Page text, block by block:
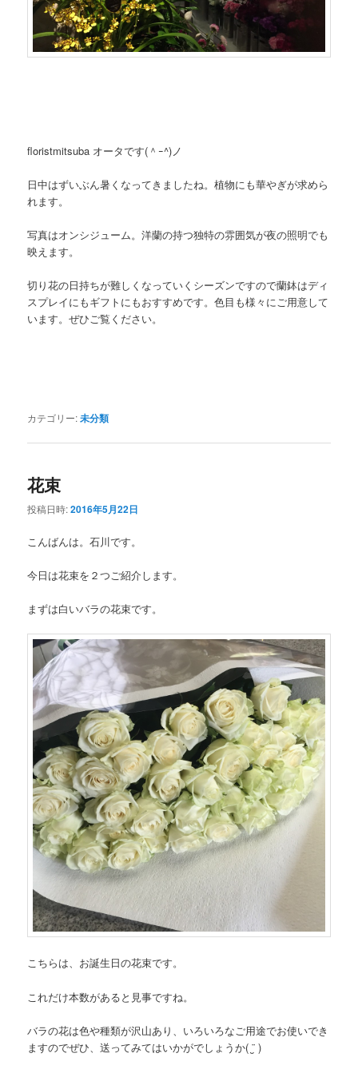
floristmitsuba オータです(＾ｰ^)ノ
日中はずいぶん暑くなってきましたね。植物にも華やぎが求めら
れます。
写真はオンシジューム。洋蘭の持つ独特の雰囲気が夜の照明でも
映えます。
切り花の日持ちが難しくなっていくシーズンですので蘭鉢はディ
スプレイにもギフトにもおすすめです。色目も様々にご用意して
います。ぜひご覧ください。
カテゴリー:未分類
花束
投稿日時:2016年5月22日
こんばんは。石川です。
今日は花束を２つご紹介します。
まずは白いバラの花束です。
こちらは、お誕生日の花束です。
これだけ本数があると見事ですね。
バラの花は色や種類が沢山あり、いろいろなご用途でお使いでき
ますのでぜひ、送ってみてはいかがでしょうか( ¨̮ )